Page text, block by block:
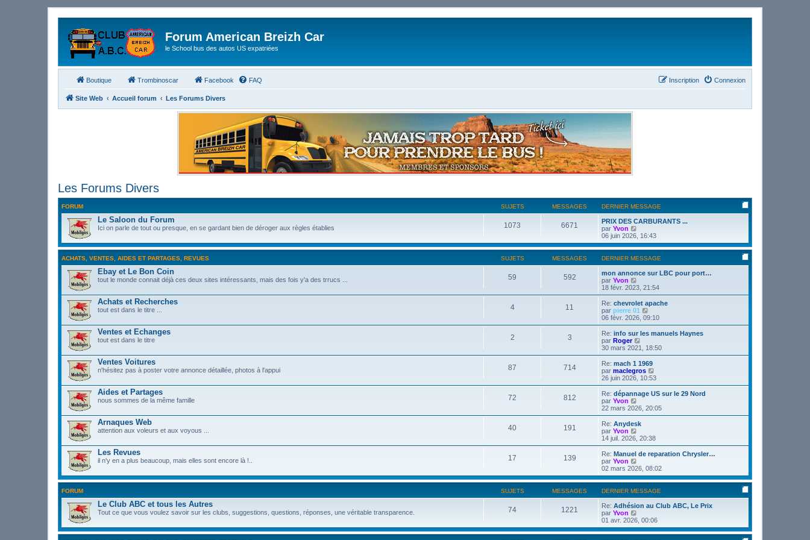
Forum American Breizh Car
le School bus des autos US expatriées
Boutique Trombinoscar Facebook FAQ Connexion
Inscription
Site Web Accueil forum Les Forums Divers
Les Forums Divers
FORUM SUJETS MESSAGES DERNIER MESSAGE
Le Saloon du Forum
Ici on parle de tout ou presque, en se gardant bien de déroger aux règles établies 1073 6671
PRIX DES CARBURANTS ...
par Yvon
o
n
s
u
l
t
r
d
e
r
i
e
r
m
e
s
s
a
g
06 juin 2026, 16:43
ACHATS, VENTES, AIDES ET PARTAGES, REVUES SUJETS MESSAGES DERNIER MESSAGE
Ebay et Le Bon Coin
tout le monde connait déjà ces deux sites intéressants, mais des fois y'a des trrucs ... 59 592
mon annonce sur LBC pour port…
par Yvon
o
n
s
u
l
e
r
l
e
e
r
n
i
e
m
e
s
a
g
e
18 févr. 2023, 21:54
Achats et Recherches
tout est dans le titre ... 4 11 Re: chevrolet apache
par pierre 01
o
n
s
l
e
r
l
e
e
n
i
m
e
s
a
g
e
06 févr. 2026, 09:10
Ventes et Echanges
tout est dans le titre 2 3 Re: info sur les manuels Haynes
par Roger
n
s
u
l
r
l
e
e
n
i
e
m
e
s
s
a
g
30 mars 2021, 18:50
Ventes Voitures
n'hésitez pas à poster votre annonce détaillée, photos à l'appui 87 714 Re: mach 1 1969
par maclegros
o
n
s
l
l
e
e
n
i
e
r
m
e
s
a
g
26 juin 2026, 10:53
Aides et Partages
nous sommes de la même famille 72 812 Re: dépannage US sur le 29 Nord
par Yvon
o
n
s
e
r
l
e
d
r
i
r
m
e
22 mars 2026, 20:05
Arnaques Web
attention aux voleurs et aux voyous ... 40 191 Re: Anydesk
par Yvon
o
n
s
l
e
r
l
d
e
r
n
14 juil. 2026, 20:38
Les Revues
il n'y en a plus beaucoup, mais elles sont encore là !.. 17 139 Re: Manuel de reparation Chrysler…
par Yvon
o
n
s
u
l
t
r
l
e
02 mars 2026, 08:02
FORUM SUJETS MESSAGES DERNIER MESSAGE
Le Club ABC et tous les Autres
Tout ce que vous voulez savoir sur les clubs, suggestions, questions, réponses, une véritable transparence. 74 1221 Re: Adhésion au Club ABC, Le Prix
par Yvon
o
n
s
01 avr. 2026, 00:06